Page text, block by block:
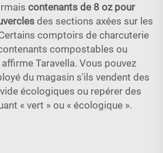
contenants de 8 oz pour
des sections axées sur les
comptoirs de charcuterie
compostables ou
Taravella. Vous pouvez
du magasin s'ils vendent des
écologiques ou repérer des
« vert » ou « écologique ».